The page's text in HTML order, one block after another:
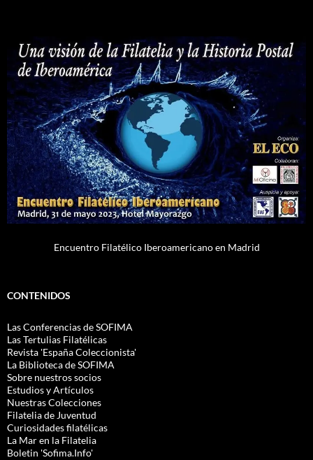
Encuentro Filatélico Iberoamericano en Madrid
CONTENIDOS
Las Conferencias de SOFIMA
Las Tertulias Filatélicas
Revista 'España Coleccionista'
La Biblioteca de SOFIMA
Sobre nuestros socios
Estudios y Artículos
Nuestras Colecciones
Filatelia de Juventud
Curiosidades filatélicas
La Mar en la Filatelia
Boletin 'Sofima.Info'